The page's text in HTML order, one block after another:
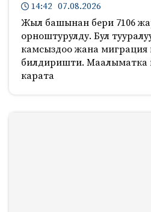
14:42 07.08.2026
Жыл башынан бери 7106
орноштурулду. Бул
камсыздоо жана
билдиришти. Маалыматка
карата